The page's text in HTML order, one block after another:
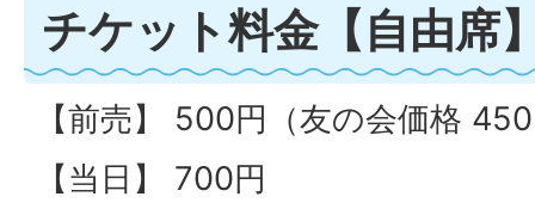
チケット料金【自由席
【前売】 500円（友の会価格
【当日】 700円